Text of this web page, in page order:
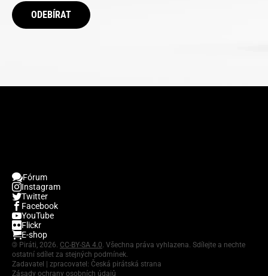
ODEBÍRAT
Fórum
Instagram
Twitter
Facebook
YouTube
Flickr
E-shop
© Piráti, 2026. CC-BY-SA 4.0 . Všechna práva vyhlazena. Sdílejte a nechte
ostatní sdílet za stejných podmínek.
Zadavatel | zpracovatel: Česká pirátská strana
Zásady ochrany osobních údajů